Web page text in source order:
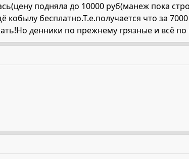
подняла до 10000 руб(манеж пока
бесплатно.Т.е.получается что за
денники по прежнему грязные и всё по